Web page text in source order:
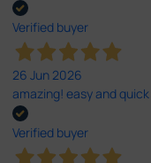
Verified buyer
26 Jun 2026
amazing! easy and
Verified buyer